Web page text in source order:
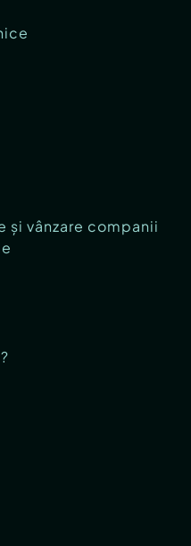
și vânzare companii